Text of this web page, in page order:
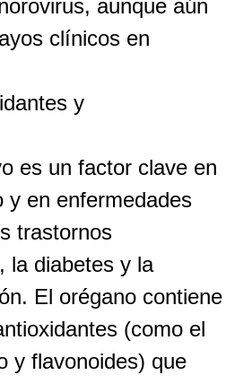
aunque aún
clínicos en
y
es un factor clave en
y en enfermedades
trastornos
la diabetes y la
El orégano contiene
(como el
y flavonoides) que